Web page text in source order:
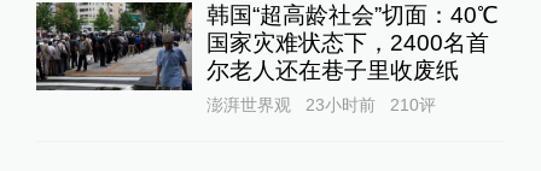
韩国“超高龄社会”切面：40℃
国家灾难状态下，2400名首
尔老人还在巷子里收废纸
澎湃世界观 23小时前 210评